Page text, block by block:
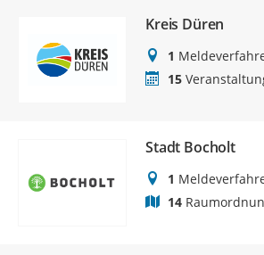
Kreis Düren
1
15
Stadt Bocholt
1
14